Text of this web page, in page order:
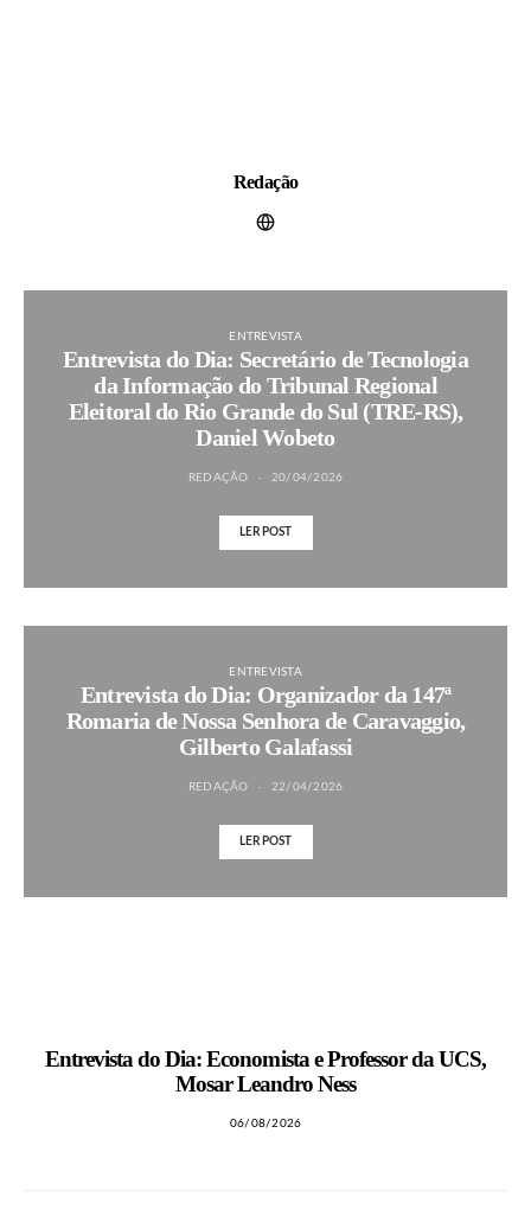
Redação
ENTREVISTA
Entrevista do Dia: Secretário de Tecnologia
da Informação do Tribunal Regional
Eleitoral do Rio Grande do Sul (TRE-RS),
Daniel Wobeto
REDAÇÃO 20/04/2026
LER POST
ENTREVISTA
Entrevista do Dia: Organizador da 147ª
Romaria de Nossa Senhora de Caravaggio,
Gilberto Galafassi
REDAÇÃO 22/04/2026
LER POST
Entrevista do Dia: Economista e Professor da UCS,
Mosar Leandro Ness
06/08/2026